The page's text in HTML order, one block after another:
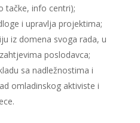
tačke, info centri);
i upravlja projektima;
iz domena svoga rada, u
poslodavca;
sa nadležnostima i
omladinskog aktiviste i